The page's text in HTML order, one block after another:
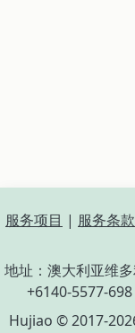
服务项目 | 服务条款
地址：澳大利亚维
+6140-5577-
Hujiao © 2017-